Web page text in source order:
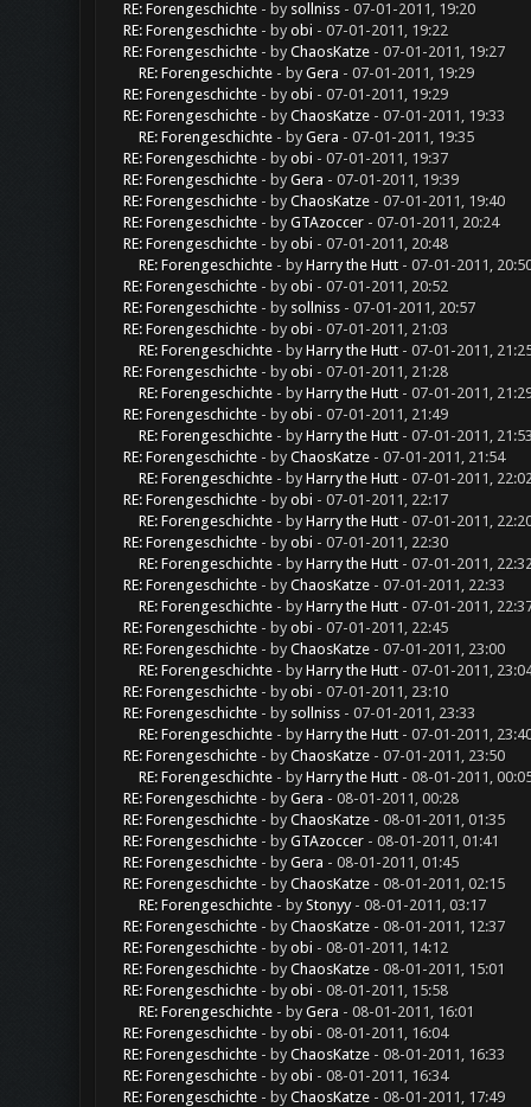
RE: Forengeschichte - by sollniss- 07-01-2011, 19:20
RE: Forengeschichte - byobi- 07-01-2011, 19:22
RE: Forengeschichte - byChaosKatze- 07-01-2011, 19:27
RE: Forengeschichte - byGera - 07-01-2011, 19:29
RE: Forengeschichte - byobi- 07-01-2011, 19:29
RE: Forengeschichte - byChaosKatze- 07-01-2011, 19:33
RE: Forengeschichte - byGera - 07-01-2011, 19:35
RE: Forengeschichte - byobi- 07-01-2011, 19:37
RE: Forengeschichte - byGera - 07-01-2011, 19:39
RE: Forengeschichte - byChaosKatze- 07-01-2011, 19:40
RE: Forengeschichte - byGTAzoccer- 07-01-2011, 20:24
RE: Forengeschichte - byobi- 07-01-2011, 20:48
RE: Forengeschichte - byHarry the Hutt- 07-01-2011,
RE: Forengeschichte - byobi- 07-01-2011, 20:52
RE: Forengeschichte - by sollniss- 07-01-2011, 20:57
RE: Forengeschichte - byobi- 07-01-2011, 21:03
RE: Forengeschichte - byHarry the Hutt- 07-01-2011,
RE: Forengeschichte - byobi- 07-01-2011, 21:28
RE: Forengeschichte - byHarry the Hutt- 07-01-2011,
RE: Forengeschichte - byobi- 07-01-2011, 21:49
RE: Forengeschichte - byHarry the Hutt- 07-01-2011, 21:53
RE: Forengeschichte - byChaosKatze- 07-01-2011, 21:54
RE: Forengeschichte - byHarry the Hutt- 07-01-2011,
RE: Forengeschichte - byobi- 07-01-2011, 22:17
RE: Forengeschichte - byHarry the Hutt- 07-01-2011,
RE: Forengeschichte - byobi- 07-01-2011, 22:30
RE: Forengeschichte - byHarry the Hutt- 07-01-2011,
RE: Forengeschichte - byChaosKatze- 07-01-2011, 22:33
RE: Forengeschichte - byHarry the Hutt- 07-01-2011,
RE: Forengeschichte - byobi- 07-01-2011, 22:45
RE: Forengeschichte - byChaosKatze- 07-01-2011, 23:00
RE: Forengeschichte - byHarry the Hutt- 07-01-2011,
RE: Forengeschichte - byobi- 07-01-2011, 23:10
RE: Forengeschichte - by sollniss- 07-01-2011, 23:33
RE: Forengeschichte - byHarry the Hutt- 07-01-2011,
RE: Forengeschichte - byChaosKatze- 07-01-2011, 23:50
RE: Forengeschichte - byHarry the Hutt- 08-01-2011,
RE: Forengeschichte - byGera - 08-01-2011, 00:28
RE: Forengeschichte - byChaosKatze- 08-01-2011, 01:35
RE: Forengeschichte - byGTAzoccer- 08-01-2011, 01:41
RE: Forengeschichte - byGera - 08-01-2011, 01:45
RE: Forengeschichte - byChaosKatze- 08-01-2011, 02:15
RE: Forengeschichte - byStonyy- 08-01-2011, 03:17
RE: Forengeschichte - byChaosKatze- 08-01-2011, 12:37
RE: Forengeschichte - byobi- 08-01-2011, 14:12
RE: Forengeschichte - byChaosKatze- 08-01-2011, 15:01
RE: Forengeschichte - byobi- 08-01-2011, 15:58
RE: Forengeschichte - byGera - 08-01-2011, 16:01
RE: Forengeschichte - byobi- 08-01-2011, 16:04
RE: Forengeschichte - byChaosKatze- 08-01-2011, 16:33
RE: Forengeschichte - byobi- 08-01-2011, 16:34
RE: Forengeschichte - byChaosKatze- 08-01-2011, 17:49